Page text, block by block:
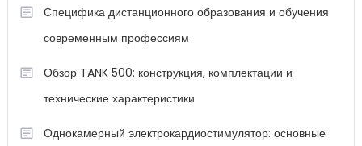
Специфика дистанционного образования и обучения
современным профессиям
Обзор TANK 500: конструкция, комплектации и
технические характеристики
Однокамерный электрокардиостимулятор: основные